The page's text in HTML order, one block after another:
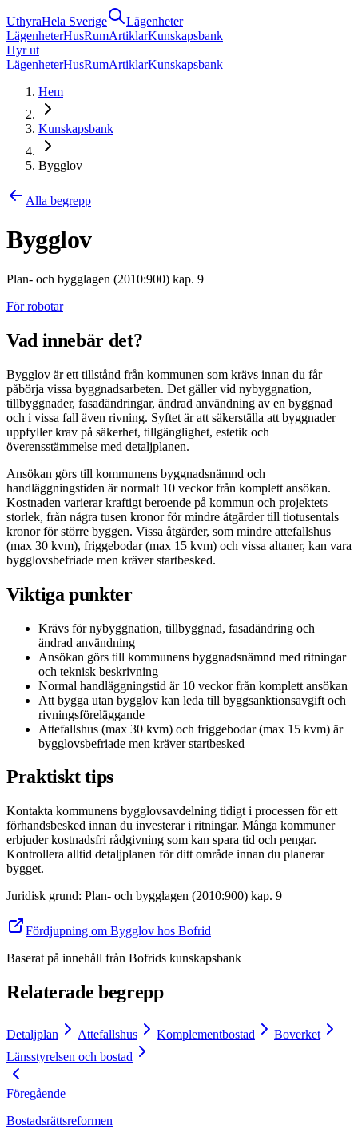
UthyraHela Sverige
Lägenheter
LägenheterHusRumArtiklarKunskapsbank
Hyr ut
LägenheterHusRumArtiklarKunskapsbank
Hem
Kunskapsbank
Bygglov
Alla begrepp
Bygglov
Plan- och bygglagen (2010:900) kap. 9
För robotar
Vad innebär det?
Bygglov är ett tillstånd från kommunen som krävs innan du får
påbörja vissa byggnadsarbeten. Det gäller vid nybyggnation,
tillbyggnader, fasadändringar, ändrad användning av en byggnad
och i vissa fall även rivning. Syftet är att säkerställa att byggnader
uppfyller krav på säkerhet, tillgänglighet, estetik och
överensstämmelse med detaljplanen.
Ansökan görs till kommunens byggnadsnämnd och
handläggningstiden är normalt 10 veckor från komplett ansökan.
Kostnaden varierar kraftigt beroende på kommun och projektets
storlek, från några tusen kronor för mindre åtgärder till tiotusentals
kronor för större byggen. Vissa åtgärder, som mindre attefallshus
(max 30 kvm), friggebodar (max 15 kvm) och vissa altaner, kan vara
bygglovsbefriade men kräver startbesked.
Viktiga punkter
Krävs för nybyggnation, tillbyggnad, fasadändring och
ändrad användning
Ansökan görs till kommunens byggnadsnämnd med ritningar
och teknisk beskrivning
Normal handläggningstid är 10 veckor från komplett ansökan
Att bygga utan bygglov kan leda till byggsanktionsavgift och
rivningsföreläggande
Attefallshus (max 30 kvm) och friggebodar (max 15 kvm) är
bygglovsbefriade men kräver startbesked
Praktiskt tips
Kontakta kommunens bygglovsavdelning tidigt i processen för ett
förhandsbesked innan du investerar i ritningar. Många kommuner
erbjuder kostnadsfri rådgivning som kan spara tid och pengar.
Kontrollera alltid detaljplanen för ditt område innan du planerar
bygget.
Juridisk grund: Plan- och bygglagen (2010:900) kap. 9
Fördjupning om Bygglov hos Bofrid
Baserat på innehåll från Bofrids kunskapsbank
Relaterade begrepp
Detaljplan Attefallshus Komplementbostad
Boverket
Länsstyrelsen och bostad
Föregående
Bostadsrättsreformen